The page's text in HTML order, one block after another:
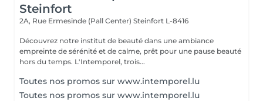
Steinfort
2A, Rue Ermesinde (Pall Center) Steinfort L-8416
Découvrez notre institut de beauté dans une ambiance
empreinte de sérénité et de calme, prêt pour une pause beauté
hors du temps. L'Intemporel, trois...
Toutes nos promos sur www.intemporel.lu
Toutes nos promos sur www.intemporel.lu